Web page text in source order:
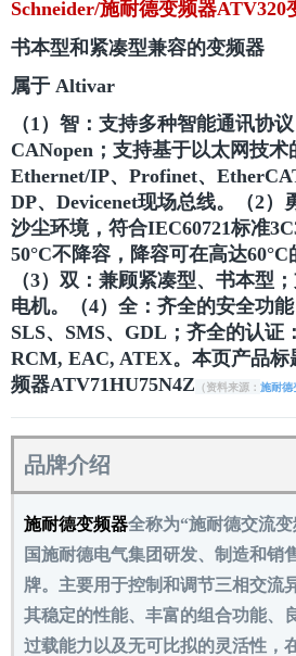
Schneider/施耐德变频器ATV320
书本型和紧凑型兼容的变频器
属于 Altivar
（1）智：支持多种智能通讯协
CANopen；支持基于以太网技术
Ethernet/IP、Profinet、
DP、Devicenet现场总线。（2）
沙尘环境，符合IEC60721标准
50°C不降容，降容可在高达60°C
（3）双：兼顾紧凑型、书本型
电机。（4）全：齐全的安全功能
SLS、SMS、GDL；齐全的认证
RCM, EAC, ATEX。本页产品标
频器ATV71HU75N4Z （资料来源： 施耐德
品牌介绍
施耐德变频器全称为“施耐德交流
国施耐德电气集团研发、制造和销
牌。主要用于控制和调节三相交流
其稳定的性能、丰富的组合功能、
过载能力以及无可比拟的灵活性，